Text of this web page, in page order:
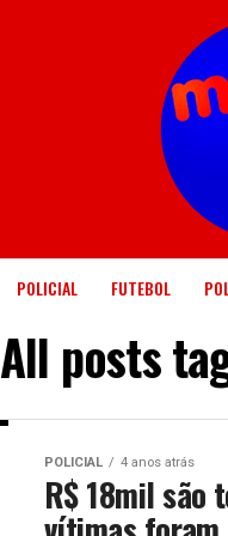
POLICIAL FUTEBOL
All posts
POLICIAL 4 anos atrás
R$ 18mil são